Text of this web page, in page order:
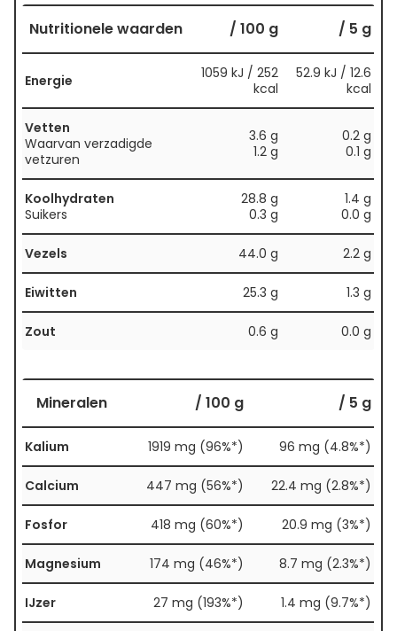
Nutritionele waarden / 100 g / 5 g
Energie
1059 kJ / 252
kcal
52.9 kJ / 12.6
kcal
Vetten
Waarvan verzadigde
vetzuren
3.6 g
1.2 g
0.2 g
0.1 g
Koolhydraten
Suikers
28.8 g
0.3 g
1.4 g
0.0 g
Vezels 44.0 g 2.2 g
Eiwitten 25.3 g 1.3 g
Zout 0.6 g 0.0 g
Mineralen / 100 g / 5 g
Kalium 1919 mg (96%*) 96 mg (4.8%*)
Calcium 447 mg (56%*) 22.4 mg (2.8%*)
Fosfor 418 mg (60%*) 20.9 mg (3%*)
Magnesium 174 mg (46%*) 8.7 mg (2.3%*)
IJzer 27 mg (193%*) 1.4 mg (9.7%*)